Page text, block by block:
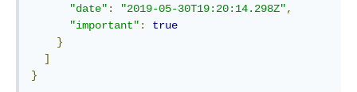
"date" : "2019-05-30T19:20:14.298Z",
"important" :
true
}
]
}